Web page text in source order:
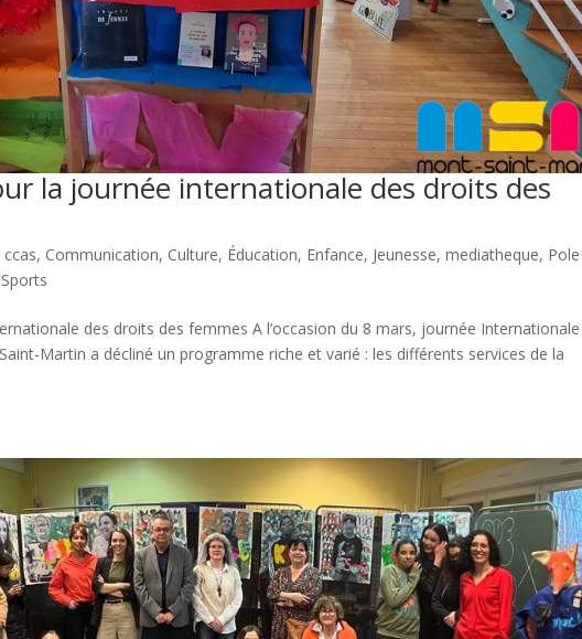
la journée internationale des droits des
ccas, Communication, Culture, Éducation, Enfance, Jeunesse,mediatheque,
Sports
des droits des femmes A l’occasion du 8 mars, journée
Martin a décliné un programme riche et varié : les différents services de la